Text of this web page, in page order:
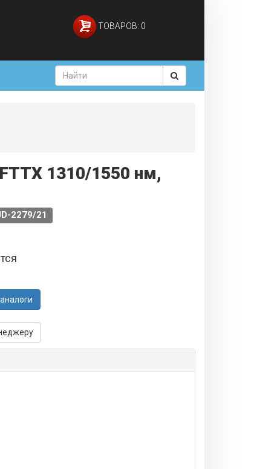
ТОВАРОВ: 0
1310/1550 нм,
2279/21